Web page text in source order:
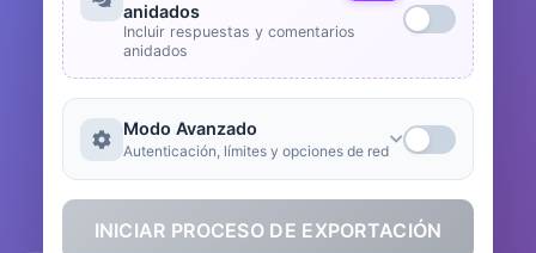
anidados
Incluir respuestas y comentarios
anidados
Modo Avanzado
Autenticación, límites y opciones de red
INICIAR PROCESO DE EXPORTACIÓN